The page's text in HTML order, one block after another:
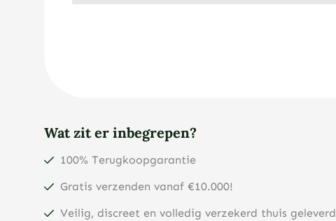
Wat zit er inbegrepen?
100% Terugkoopgarantie
Gratis verzenden vanaf €10.000!
Veilig, discreet en volledig verzekerd thuis geleverd